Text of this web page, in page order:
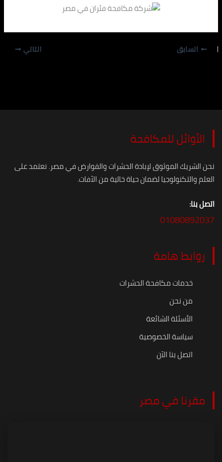
السابق التالي
الأوائل للمكافحة
نحن الشريك الموثوق لإبادة الحشرات والقوارض في مصر. نعتمد على
العلم والتكنولوجيا لضمان حياة خالية من الآفات.
اتصل بنا:
01080892037
روابط هامة
خدمات مكافحة الحشرات
من نحن
الأسئلة الشائعة
سياسة الخصوصية
اتصل بنا الآن
مقرنا في مصر